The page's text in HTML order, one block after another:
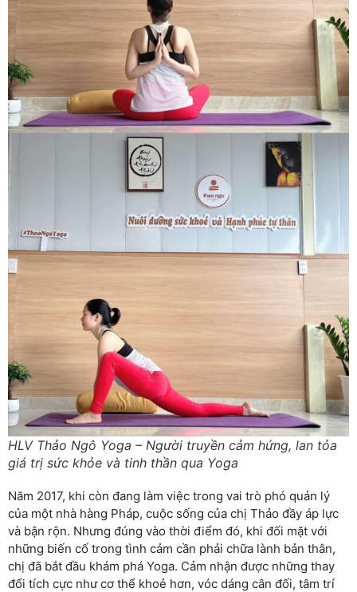
HLV Thảo Ngô Yoga – Người truyền cảm hứng, lan tỏa
giá trị sức khỏe và tinh thần qua Yoga
Năm 2017, khi còn đang làm việc trong vai trò phó quản lý
của một nhà hàng Pháp, cuộc sống của chị Thảo đầy áp lực
và bận rộn. Nhưng đúng vào thời điểm đó, khi đối mặt với
những biến cố trong tình cảm cần phải chữa lành bản thân,
chị đã bắt đầu khám phá Yoga. Cảm nhận được những thay
đổi tích cực như cơ thể khoẻ hơn, vóc dáng cân đối, tâm trí